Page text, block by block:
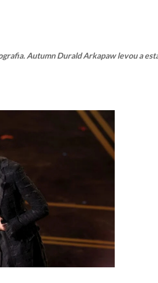
Autumn Durald Arkapaw levou a